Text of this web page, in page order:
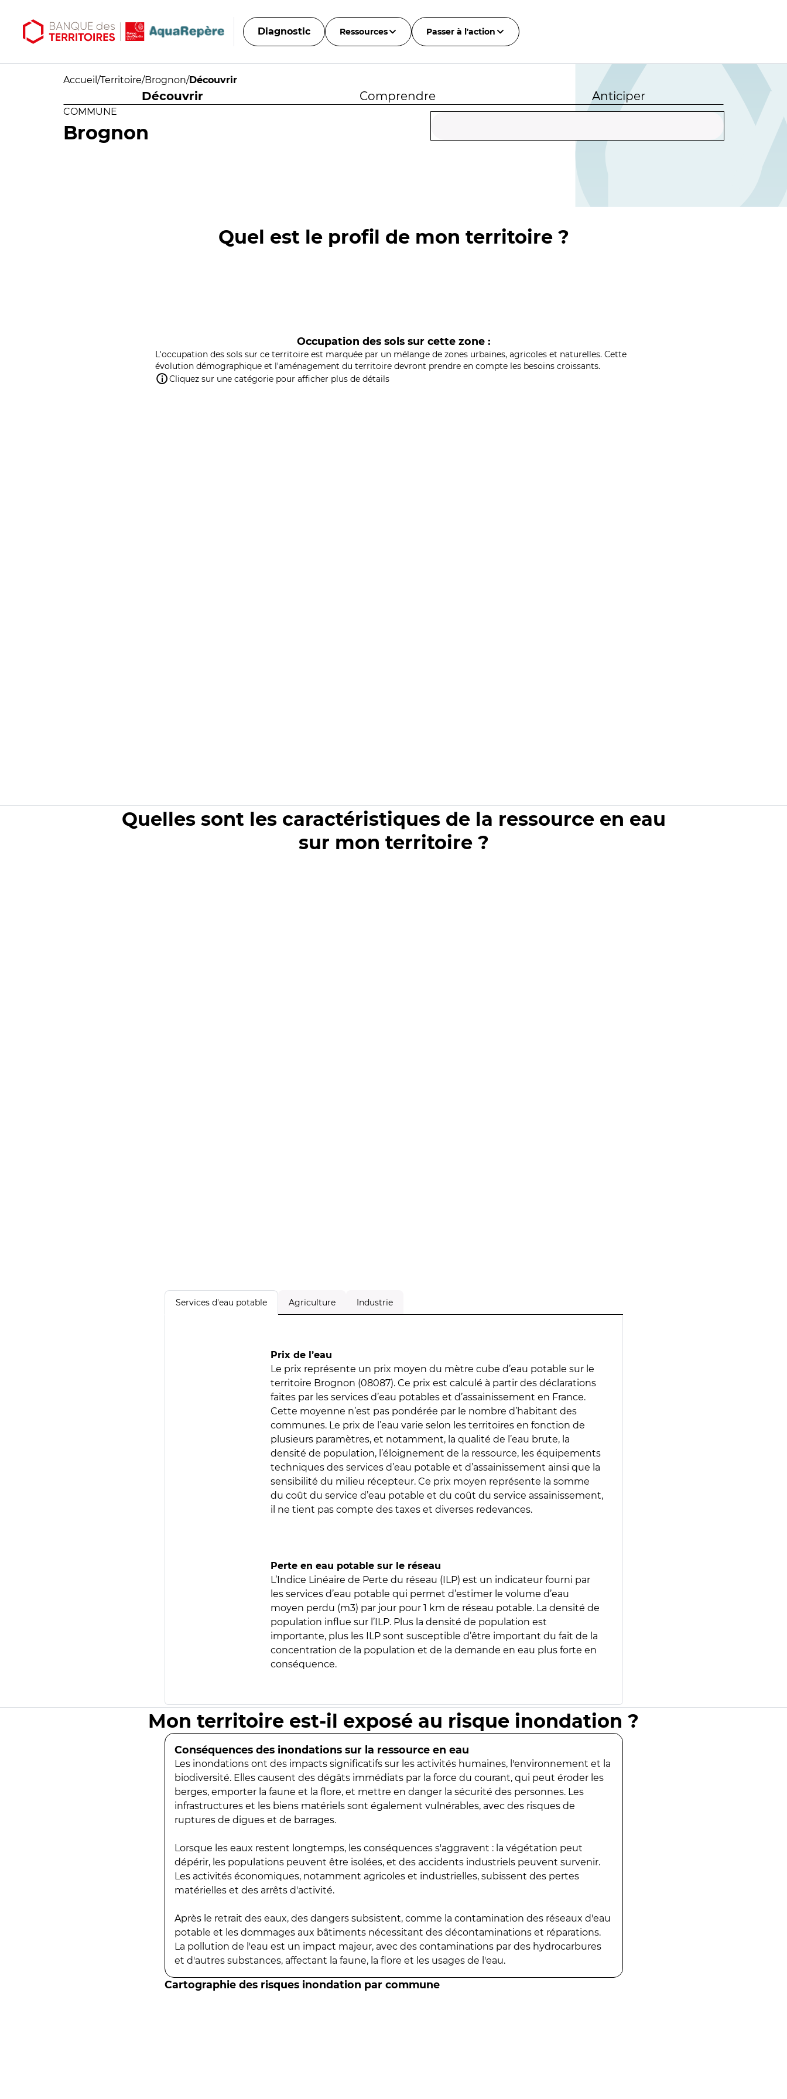
Diagnostic Ressources Passer à l'action
Accueil /Territoire/Brognon/Découvrir
Découvrir Comprendre Anticiper
COMMUNE
Brognon
Quel est le profil de mon territoire ?
Occupation des sols sur cette zone :
L'occupation des sols sur ce territoire est marquée par un mélange de zones urbaines, agricoles et naturelles. Cette
évolution démographique et l'aménagement du territoire devront prendre en compte les besoins croissants.
Cliquez sur une catégorie pour afficher plus de détails
Quelles sont les caractéristiques de la ressource en eau
sur mon territoire ?
Services d'eau potable Agriculture Industrie
Prix de l’eau
Le prix représente un prix moyen du mètre cube d’eau potable sur le
territoire Brognon (08087). Ce prix est calculé à partir des déclarations
faites par les services d’eau potables et d’assainissement en France.
Cette moyenne n’est pas pondérée par le nombre d’habitant des
communes. Le prix de l’eau varie selon les territoires en fonction de
plusieurs paramètres, et notamment, la qualité de l’eau brute, la
densité de population, l’éloignement de la ressource, les équipements
techniques des services d’eau potable et d’assainissement ainsi que la
sensibilité du milieu récepteur. Ce prix moyen représente la somme
du coût du service d’eau potable et du coût du service assainissement,
il ne tient pas compte des taxes et diverses redevances.
Perte en eau potable sur le réseau
L’Indice Linéaire de Perte du réseau (ILP) est un indicateur fourni par
les services d’eau potable qui permet d’estimer le volume d’eau
moyen perdu (m3) par jour pour 1 km de réseau potable. La densité de
population influe sur l’ILP. Plus la densité de population est
importante, plus les ILP sont susceptible d’être important du fait de la
concentration de la population et de la demande en eau plus forte en
conséquence.
Mon territoire est-il exposé au risque inondation ?
Conséquences des inondations sur la ressource en eau
Les inondations ont des impacts significatifs sur les activités humaines, l'environnement et la
biodiversité. Elles causent des dégâts immédiats par la force du courant, qui peut éroder les
berges, emporter la faune et la flore, et mettre en danger la sécurité des personnes. Les
infrastructures et les biens matériels sont également vulnérables, avec des risques de
ruptures de digues et de barrages.
Lorsque les eaux restent longtemps, les conséquences s'aggravent : la végétation peut
dépérir, les populations peuvent être isolées, et des accidents industriels peuvent survenir.
Les activités économiques, notamment agricoles et industrielles, subissent des pertes
matérielles et des arrêts d'activité.
Après le retrait des eaux, des dangers subsistent, comme la contamination des réseaux d'eau
potable et les dommages aux bâtiments nécessitant des décontaminations et réparations.
La pollution de l'eau est un impact majeur, avec des contaminations par des hydrocarbures
et d'autres substances, affectant la faune, la flore et les usages de l'eau.
Cartographie des risques inondation par commune